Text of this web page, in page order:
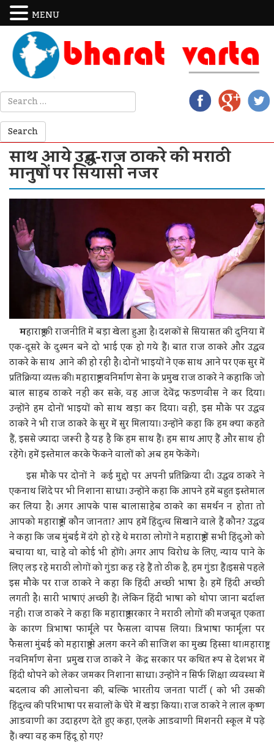
साथ आये उद्धव-राज ठाकरे की मराठी
मानुषों पर सियासी नजर
महाराष्ट्र की राजनीति में बड़ा खेला हुआ है। दशकों से सियासत की दुनिया में
एक-दूसरे के दुश्मन बने दो भाई एक हो गये हैं। बात राज ठाकरे और उद्धव
ठाकरे के साथ आने की हो रही है। दोनों भाइयों ने एक साथ आने पर एक सुर में
प्रतिक्रिया व्यक्त की। महाराष्ट्र नवनिर्माण सेना के प्रमुख राज ठाकरे ने कहाकि जो
बाल साहब ठाकरे नहीं कर सके, वह आज देवेंद्र फडणवीस ने कर दिया।
उन्होंने हम दोनों भाइयों को साथ खड़ा कर दिया। वहीं, इस मौके पर उद्धव
ठाकरे ने भी राज ठाकरे के सुर में सुर मिलाया। उन्होंने कहा कि हम क्या कहते
हैं, इससे ज्यादा जरूरी है यह है कि हम साथ हैं। हम साथ आए हैं और साथ ही
रहेंगे। हमें इस्तेमाल करके फेंकने वालों को अब हम फेंकेंगे।
इस मौके पर दोनों ने कई मुद्दो पर अपनी प्रतिक्रिया दीं। उद्धव ठाकरे ने
एकनाथ शिंदे पर भी निशाना साधा। उन्होंने कहा कि आपने हमें बहुत इस्तेमाल
कर लिया है। अगर आपके पास बालासाहेब ठाकरे का समर्थन न होता तो
आपको महाराष्ट्र में कौन जानता? आप हमें हिंदुत्व सिखाने वाले हैं कौन? उद्धव
ने कहा कि जब मुंबई में दंगे हो रहे थे मराठा लोगों ने महाराष्ट्र में सभी हिंदुओं को
बचाया था, चाहे वो कोई भी होंगे। अगर आप विरोध के लिए, न्याय पाने के
लिए लड़ रहे मराठी लोगों को गुंडा कह रहे हैं तो ठीक है, हम गुंडा हैं।इससे पहले
इस मौके पर राज ठाकरे ने कहा कि हिंदी अच्छी भाषा है। हमें हिंदी अच्छी
लगती है। सारी भाषाएं अच्छी हैं। लेकिन हिंदी भाषा को थोपा जाना बर्दाश्त
नहीं। राज ठाकरे ने कहा कि महाराष्ट्र सरकार ने मराठी लोगों की मजबूत एकता
के कारण त्रिभाषा फार्मूले पर फैसला वापस लिया। त्रिभाषा फार्मूला पर
फैसला मुंबई को महाराष्ट्र से अलग करने की साजिश का मुख्य हिस्सा था।महाराष्ट्र
नवनिर्माण सेना प्रमुख राज ठाकरे ने केंद्र सरकार पर कथित रूप से देशभर में
हिंदी थोपने को लेकर जमकर निशाना साधा। उन्होंने न सिर्फ शिक्षा व्यवस्था में
बदलाव की आलोचना की, बल्कि भारतीय जनता पार्टी ( को भी उसकी
हिंदुत्व की परिभाषा पर सवालों के घेरे में खड़ा किया। राज ठाकरे ने लाल कृष्ण
आडवाणी का उदाहरण देते हुए कहा, एलके आडवाणी मिशनरी स्कूल में पढ़े
हैं। क्या वह कम हिंदू हो गए?
MENU